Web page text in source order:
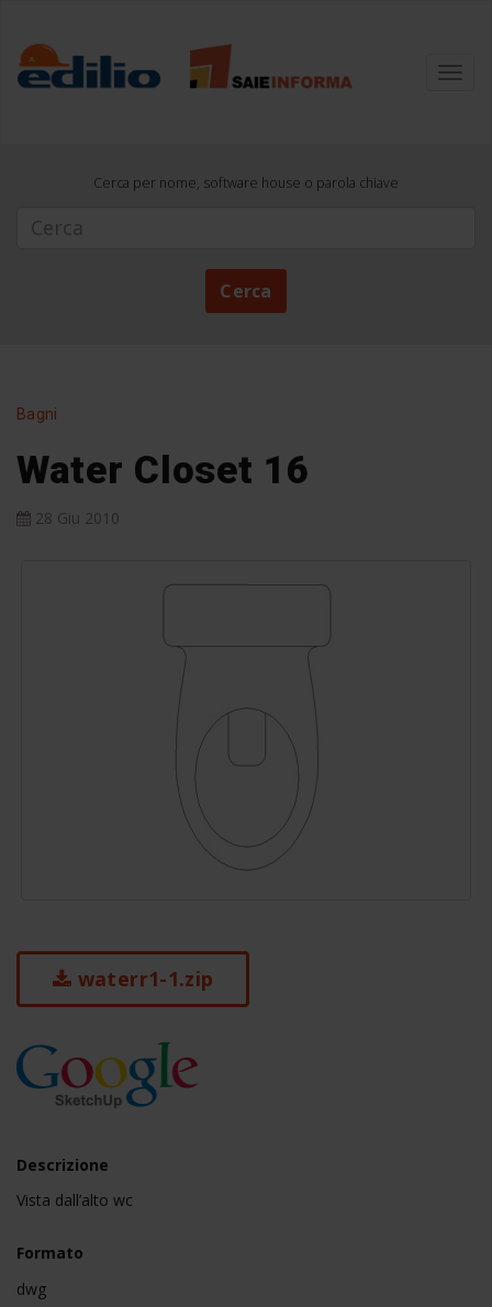
Cerca per nome, software house o parola chiave
Cerca
Bagni
Water Closet 16
28 Giu 2010
waterr1-1.zip
Descrizione
Vista dall’alto wc
Formato
dwg